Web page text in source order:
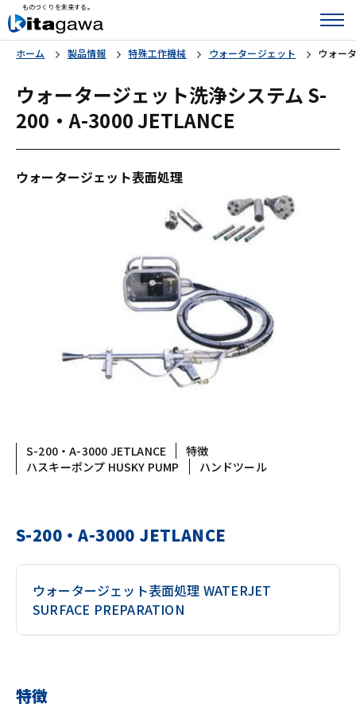
ものづくりを未来する。
ホーム 製品情報 特殊工作機械 ウォータージェット ウォー
ウォータージェット洗浄システム S-
200・A-3000 JETLANCE
ウォータージェット表面処理
S-200・A-3000 JETLANCE
特徴
ハスキーポンプ HUSKY PUMP
ハンドツール
S-200・A-3000 JETLANCE
ウォータージェット表面処理 WATERJET
SURFACE PREPARATION
特徴